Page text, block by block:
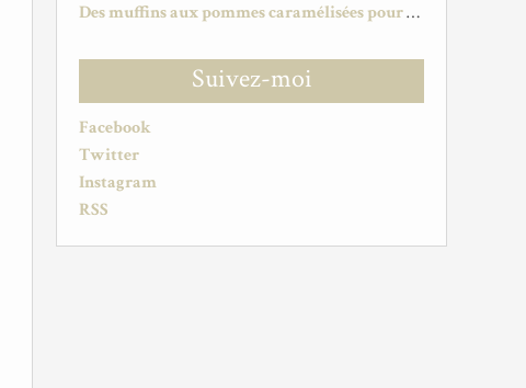
Des muffins aux pommes caramélisées pour le jeu interblog #21
Suivez-moi
Facebook
Twitter
Instagram
RSS